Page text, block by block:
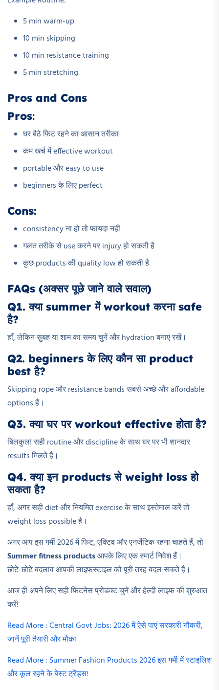
5 min warm-up
10 min skipping
10 min resistance training
5 min stretching
Pros and Cons
Pros:
घर बैठे फिट रहने का आसान तरीका
कम खर्च में effective workout
portable और easy to use
beginners के लिए perfect
Cons:
consistency ना हो तो फायदा नहीं
गलत तरीके से use करने पर injury हो सकती है
कुछ products की quality low हो सकती है
FAQs (अक्सर पूछे जाने वाले सवाल)
Q1. क्या summer में workout करना safe
है?
हाँ, लेकिन सुबह या शाम का समय चुनें और hydration बनाए रखें।
Q2. beginners के लिए कौन सा product
best है?
Skipping rope और resistance bands सबसे अच्छे और affordable
options हैं।
Q3. क्या घर पर workout effective होता है?
बिलकुल! सही routine और discipline के साथ घर पर भी शानदार
results मिलते हैं।
Q4. क्या इन products से weight loss हो
सकता है?
हाँ, अगर सही diet और नियमित exercise के साथ इस्तेमाल करें तो
weight loss possible है।
अगर आप इस गर्मी 2026 में फिट, एक्टिव और एनर्जेटिक रहना चाहते हैं, तो
Summer fitness productsआपके लिए एक स्मार्ट निवेश हैं।
छोटे-छोटे बदलाव आपकी लाइफस्टाइल को पूरी तरह बदल सकते हैं।
आज ही अपने लिए सही फिटनेस प्रोडक्ट चुनें और हेल्दी लाइफ की शुरुआत
करें!
Read More : Central Govt Jobs: 2026 में ऐसे पाएं सरकारी नौकरी,
जानें पूरी तैयारी और मौका
Read More : Summer Fashion Products 2026 इस गर्मी में स्टाइलिश
और कूल रहने के बेस्ट ट्रेंड्स!